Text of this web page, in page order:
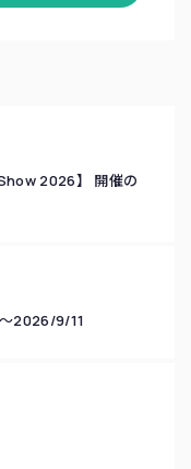
2026】 開催の
2026/9/11